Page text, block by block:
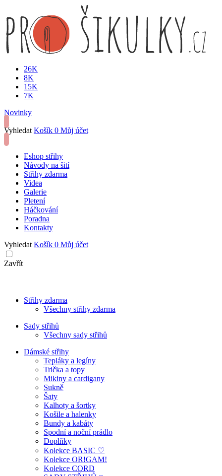
26K
8K
15K
7K
Novinky
Vyhledat Košík 0 Můj účet
Eshop střihy
Návody na šití
Střihy zdarma
Videa
Galerie
Pletení
Háčkování
Poradna
Kontakty
Vyhledat Košík 0 Můj účet
Zavřít
Střihy zdarma
Všechny střihy zdarma
Sady střihů
Všechny sady střihů
Dámské střihy
Tepláky a legíny
Trička a topy
Mikiny a cardigany
Sukně
Šaty
Kalhoty a šortky
Košile a halenky
Bundy a kabáty
Spodní a noční prádlo
Doplňky
Kolekce BASIC ♡
Kolekce OR!GAM!
Kolekce CORD